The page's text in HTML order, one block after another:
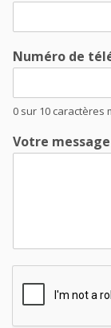
Numéro de
0 sur 10 caractères
Votre message